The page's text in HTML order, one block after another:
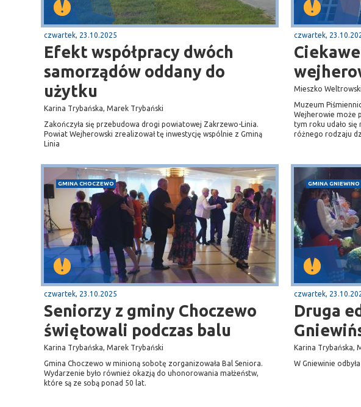
czwartek, 23.10.2025
Efekt współpracy dwóch
samorządów oddany do
użytku
Karina Trybańska, Marek Trybański
Zakończyła się przebudowa drogi powiatowej Zakrzewo-Linia.
Powiat Wejherowski zrealizował tę inwestycję wspólnie z Gminą
Linia
czwartek,
Mieszko
Muzeum
Wejherowie może
tym roku udało się
różnego rodzaju
GMINA CHOCZEWO
czwartek, 23.10.2025
Seniorzy z gminy Choczewo
świętowali podczas balu
Karina Trybańska, Marek Trybański
Gmina Choczewo w minioną sobotę zorganizowała Bal Seniora.
Wydarzenie było również okazją do uhonorowania małżeństw,
które są ze sobą ponad 50 lat.
GMINA GNIEWINO
czwartek,
Druga
Karina Trybańska,
W Gniewinie